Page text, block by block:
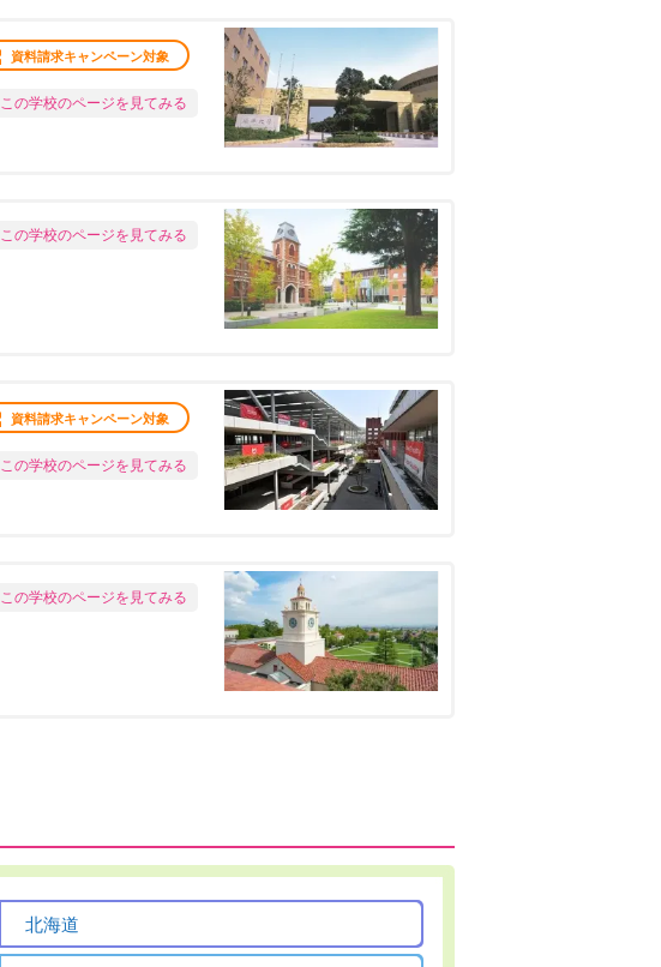
資料請求キャンペーン対象
この学校のページを見てみる
この学校のページを見てみる
資料請求キャンペーン対象
この学校のページを見てみる
この学校のページを見てみる
北海道